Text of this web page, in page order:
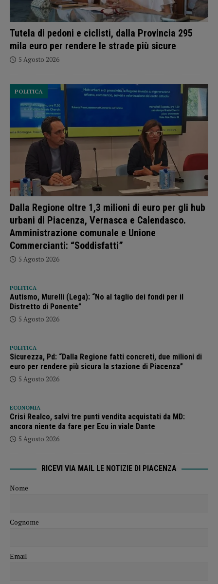
Tutela di pedoni e ciclisti, dalla Provincia 295
mila euro per rendere le strade più sicure
5 Agosto 2026
Dalla Regione oltre 1,3 milioni di euro per gli hub
urbani di Piacenza, Vernasca e Calendasco.
Amministrazione comunale e Unione
Commercianti: “Soddisfatti”
POLITICA
5 Agosto 2026
POLITICA
Autismo, Murelli (Lega): “No al taglio dei fondi per il
Distretto di Ponente”
5 Agosto 2026
POLITICA
Sicurezza, Pd: “Dalla Regione fatti concreti, due milioni di
euro per rendere più sicura la stazione di Piacenza”
5 Agosto 2026
ECONOMIA
Crisi Realco, salvi tre punti vendita acquistati da MD:
ancora niente da fare per Ecu in viale Dante
5 Agosto 2026
RICEVI VIA MAIL LE NOTIZIE DI PIACENZA
Nome
Cognome
Email